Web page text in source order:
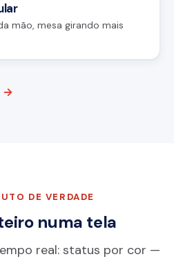
mão, mesa girando mais
→
DE VERDADE
numa tela
real: status por cor —